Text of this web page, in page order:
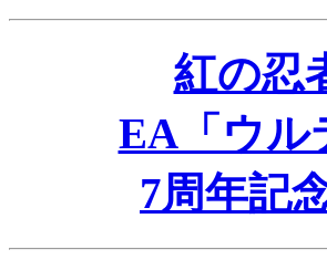
紅の忍
EA「ウ
7周年記